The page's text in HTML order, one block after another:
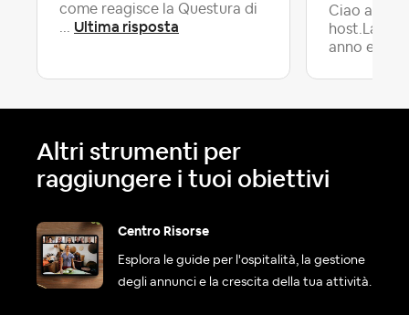
come reagisce la Questura di
... Ultima risposta
Ciao a
anno e m...
Altri strumenti per
raggiungere i tuoi obiettivi
Centro Risorse
Esplora le guide per l'ospitalità, la gestione
degli annunci e la crescita della tua attività.